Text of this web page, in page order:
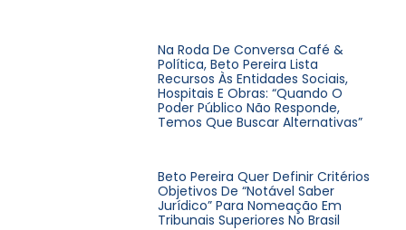
Na Roda De Conversa Café &
Política, Beto Pereira Lista
Recursos Às Entidades Sociais,
Hospitais E Obras: “Quando O
Poder Público Não Responde,
Temos Que Buscar Alternativas”
Beto Pereira Quer Definir Critérios
Objetivos De “notável Saber
Jurídico” Para Nomeação Em
Tribunais Superiores No Brasil